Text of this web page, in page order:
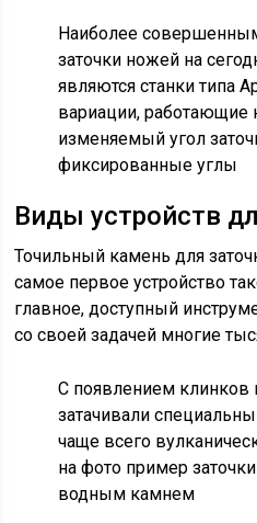
Наиболее
заточки ножей на
являются станки типа
вариации, работающие
изменяемый угол
фиксированные углы
Виды устройств
Точильный камень для
самое первое устройство
главное, доступный
со своей задачей многие
С появлением клинков
затачивали
чаще всего
на фото пример
водным камнем